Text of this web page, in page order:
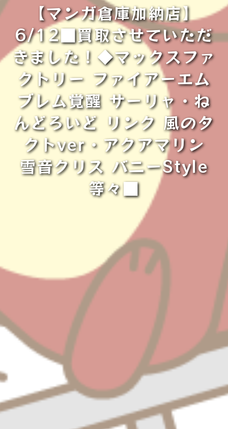
【マンガ倉庫加納店】
6/12■買取させていただ
きました！◆マックスファ
クトリー ファイアーエム
ブレム覚醒 サーリャ・ね
んどろいど リンク 風のタ
クトver・アクアマリン
雪音クリス バニーStyle
等々■